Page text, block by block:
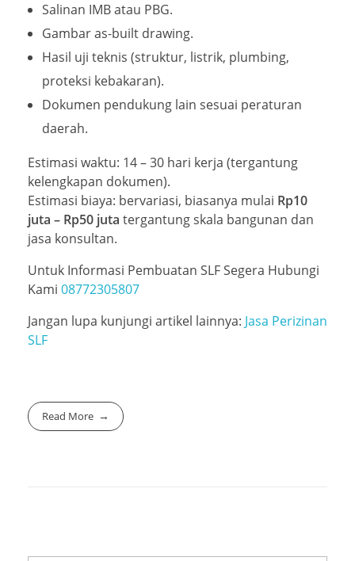
Salinan IMB atau PBG.
Gambar as-built drawing.
Hasil uji teknis (struktur, listrik, plumbing,
proteksi kebakaran).
Dokumen pendukung lain sesuai peraturan
daerah.
Estimasi waktu: 14 – 30 hari kerja (tergantung
kelengkapan dokumen).
Estimasi biaya: bervariasi, biasanya mulai Rp10
juta – Rp50 juta tergantung skala bangunan dan
jasa konsultan.
Untuk Informasi Pembuatan SLF Segera Hubungi
Kami 08772305807
Jangan lupa kunjungi artikel lainnya: Jasa Perizinan
SLF
Read More